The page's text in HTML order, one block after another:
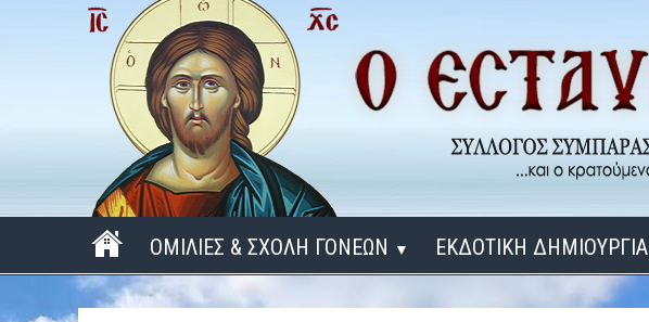
ΟΜΙΛΙΕΣ & ΣΧΟΛΗ ΓΟΝΕΩΝ ▼
ΠΕΡΙΟΔΟΣ 2025 - 2026
ΕΚΔΟΤΙΚΗ ΔΗΜΙΟΥΡΓΙΑ